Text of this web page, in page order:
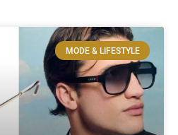
MODE & LIFESTYLE